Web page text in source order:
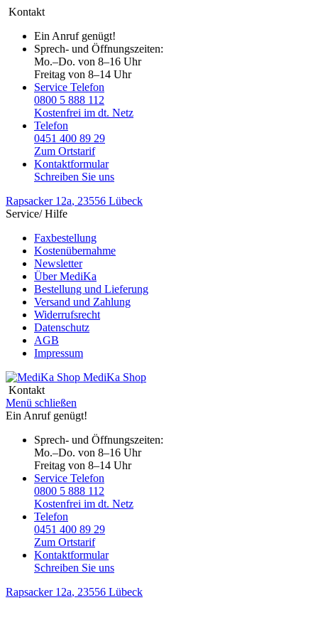
Kontakt
Ein Anruf genügt!
Sprech- und Öffnungszeiten:
Mo.–Do. von 8–16 Uhr
Freitag von 8–14 Uhr
Service Telefon
0800 5 888 112
Kostenfrei im dt. Netz
Telefon
0451 400 89 29
Zum Ortstarif
Kontaktformular
Schreiben Sie uns
Rapsacker 12a, 23556 Lübeck
Service/ Hilfe
Faxbestellung
Kostenübernahme
Newsletter
Über MediKa
Bestellung und Lieferung
Versand und Zahlung
Widerrufsrecht
Datenschutz
AGB
Impressum
MediKa Shop
Kontakt
Menü schließen
Ein Anruf genügt!
Sprech- und Öffnungszeiten:
Mo.–Do. von 8–16 Uhr
Freitag von 8–14 Uhr
Service Telefon
0800 5 888 112
Kostenfrei im dt. Netz
Telefon
0451 400 89 29
Zum Ortstarif
Kontaktformular
Schreiben Sie uns
Rapsacker 12a, 23556 Lübeck